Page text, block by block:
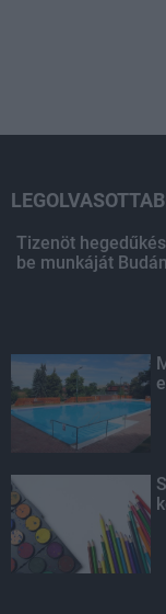
Tizenöt
be munkáját Budán